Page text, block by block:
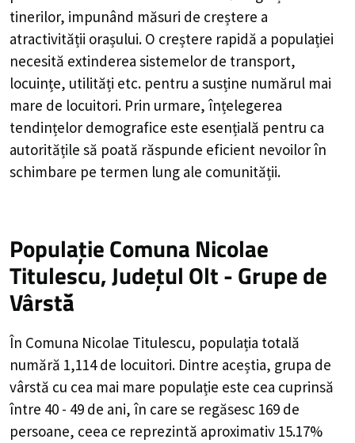
tinerilor, impunând măsuri de creștere a
atractivității orașului. O creștere rapidă a populației
necesită extinderea sistemelor de transport,
locuințe, utilități etc. pentru a susține numărul mai
mare de locuitori. Prin urmare, înțelegerea
tendințelor demografice este esențială pentru ca
autoritățile să poată răspunde eficient nevoilor în
schimbare pe termen lung ale comunității.
Populație Comuna Nicolae
Titulescu, Județul Olt - Grupe de
Vârstă
În Comuna Nicolae Titulescu, populația totală
numără 1,114 de locuitori. Dintre aceștia, grupa de
vârstă cu cea mai mare populație este cea cuprinsă
între 40 - 49 de ani, în care se regăsesc 169 de
persoane, ceea ce reprezintă aproximativ 15.17%